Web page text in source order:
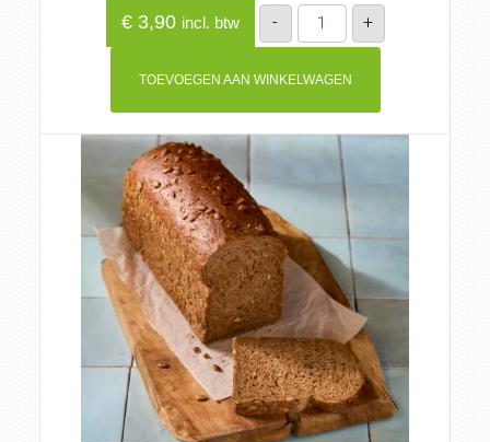
€3,90 incl. btw -
Desem
spelt
aantal
+
TOEVOEGEN AAN WINKELWAGEN